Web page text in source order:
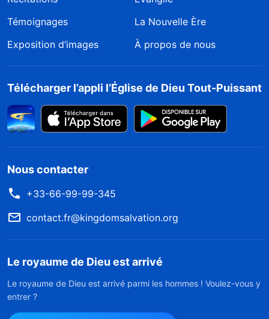
Témoignages
La Nouvelle Ère
Exposition d’images
À propos de nous
Télécharger l’appli l’Église de Dieu Tout-Puissant
Nous contacter
+33-66-99-99-345
contact.fr@kingdomsalvation.org
Le royaume de Dieu est arrivé
Le royaume de Dieu est arrivé parmi les hommes ! Voulez-vous y
entrer ?